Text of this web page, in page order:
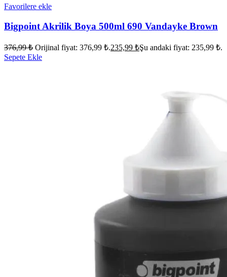
Favorilere ekle
Bigpoint Akrilik Boya 500ml 690 Vandayke Brown
376,99₺ Orijinal fiyat: 376,99 ₺.235,99 ₺Şu andaki fiyat: 235,99 ₺.
Sepete Ekle